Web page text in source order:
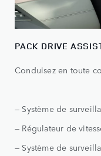
PACK DRIVE
Conduisez en toute
— Système de
— Régulateur de
— Système de